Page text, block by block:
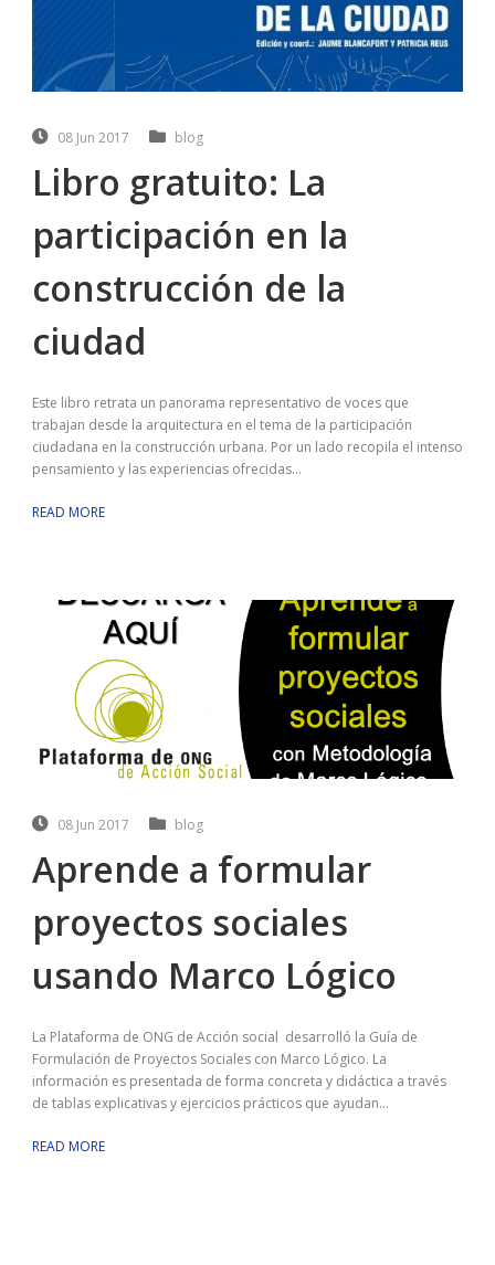
08 Jun 2017 blog
Libro gratuito: La
participación en la
construcción de la
ciudad
Este libro retrata un panorama representativo de voces que
trabajan desde la arquitectura en el tema de la participación
ciudadana en la construcción urbana. Por un lado recopila el intenso
pensamiento y las experiencias ofrecidas...
READ MORE
08 Jun 2017 blog
Aprende a formular
proyectos sociales
usando Marco Lógico
La Plataforma de ONG de Acción social desarrolló la Guía de
Formulación de Proyectos Sociales con Marco Lógico. La
información es presentada de forma concreta y didáctica a través
de tablas explicativas y ejercicios prácticos que ayudan...
READ MORE